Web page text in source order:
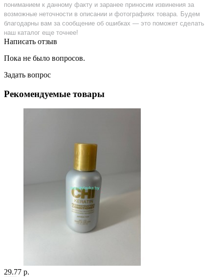
пониманием к данному факту и заранее приносим извинения за
возможные неточности в описании и фотографиях товара. Будем
благодарны вам за сообщение об ошибках — это поможет сделать
наш каталог еще точнее!
Написать отзыв
Пока не было вопросов.
Задать вопрос
Рекомендуемые товары
29.77 р.